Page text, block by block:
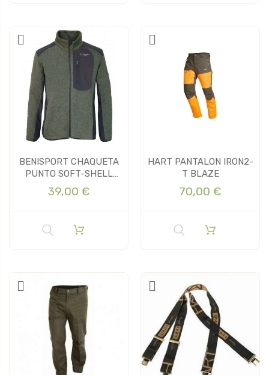
BENISPORT CHAQUETA
PUNTO SOFT-SHELL
ARAL
39,00 €
HART PANTALON IRON2-
T BLAZE
70,00 €